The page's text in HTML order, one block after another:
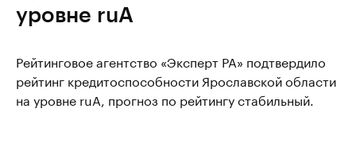
уровне ruА
Рейтинговое агентство «Эксперт РА» подтвердило
рейтинг кредитоспособности Ярославской области
на уровне ruА, прогноз по рейтингу стабильный.